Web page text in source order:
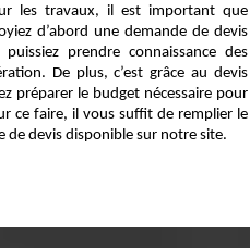
les travaux, il est important que
d’abord une demande de devis
prendre connaissance des
De plus, c’est grâce au devis
préparer le budget nécessaire pour
ce faire, il vous suffit de remplier le
de devis disponible sur notre site.